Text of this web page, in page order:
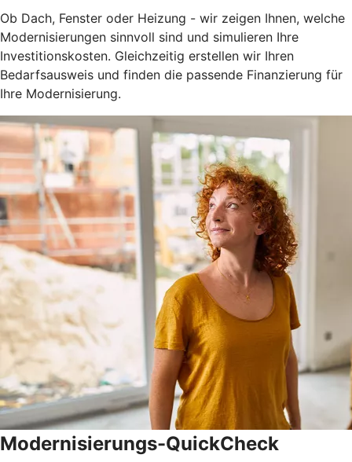
Ob Dach, Fenster oder Heizung - wir zeigen Ihnen, welche
Modernisierungen sinnvoll sind und simulieren Ihre
Investitionskosten. Gleichzeitig erstellen wir Ihren
Bedarfsausweis und finden die passende Finanzierung für
Ihre Modernisierung.
Modernisierungs-QuickCheck